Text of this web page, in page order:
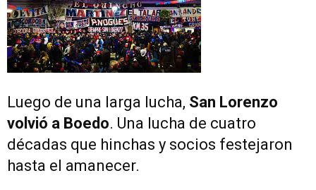
Luego de una larga lucha, San Lorenzo
volvió a Boedo. Una lucha de cuatro
décadas que hinchas y socios festejaron
hasta el amanecer.